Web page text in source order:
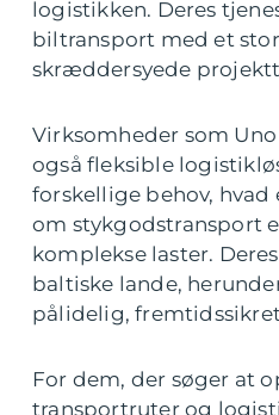
logistikken. Deres
biltransport med et
skræddersyede
Virksomheder som
også fleksible
forskellige behov, hvad
om stykgodstransport
komplekse laster.
baltiske lande,
pålidelig,
For dem, der søger at
transportruter og